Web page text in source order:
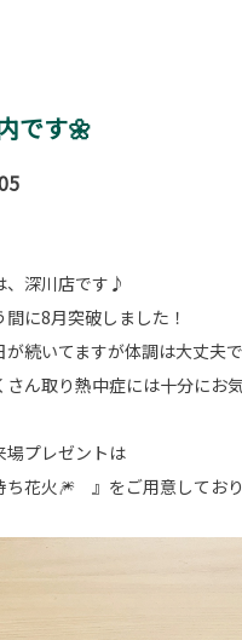
です🌼
、深川店です♪
間に8月突破しました！
が続いてますが体調は大丈夫
さん取り熱中症には十分にお
場プレゼントは
ち花火🎆 』をご用意しており